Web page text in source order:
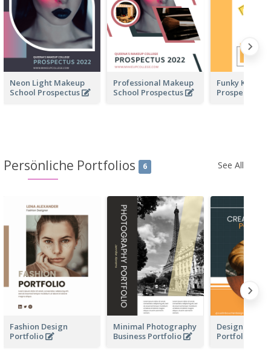
Neon Light Makeup
School Prospectus
Professional Makeup
School Prospectus
Funky
Prospectus
Persönliche Portfolios 6 See All
Fashion Design
Portfolio
Minimal Photography
Business Portfolio
Design
Portfolio